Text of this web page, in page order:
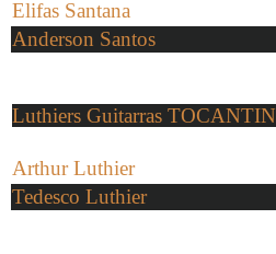
Elifas Santana
Anderson Santos
Luthiers Guitarras
Arthur Luthier
Tedesco Luthier